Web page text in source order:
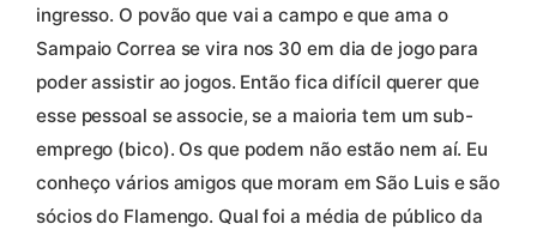
ingresso. O povão que vai a campo e que ama o
Sampaio Correa se vira nos 30 em dia de jogo para
poder assistir ao jogos. Então fica difícil querer que
esse pessoal se associe, se a maioria tem um sub-
emprego (bico). Os que podem não estão nem aí. Eu
conheço vários amigos que moram em São Luis e são
sócios do Flamengo. Qual foi a média de público da